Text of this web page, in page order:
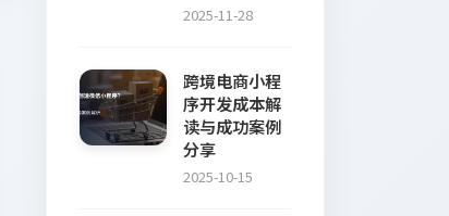
2025-11-28
跨境电商小程
序开发成本解
读与成功案例
分享
2025-10-15